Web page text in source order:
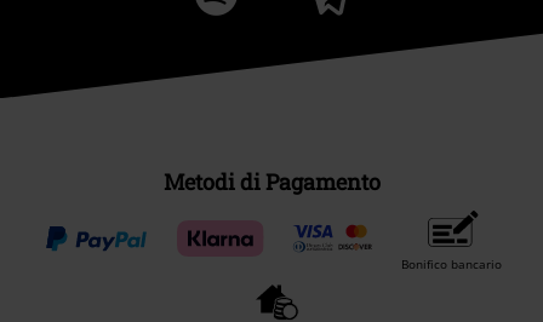
Metodi di Pagamento
Bonifico bancario